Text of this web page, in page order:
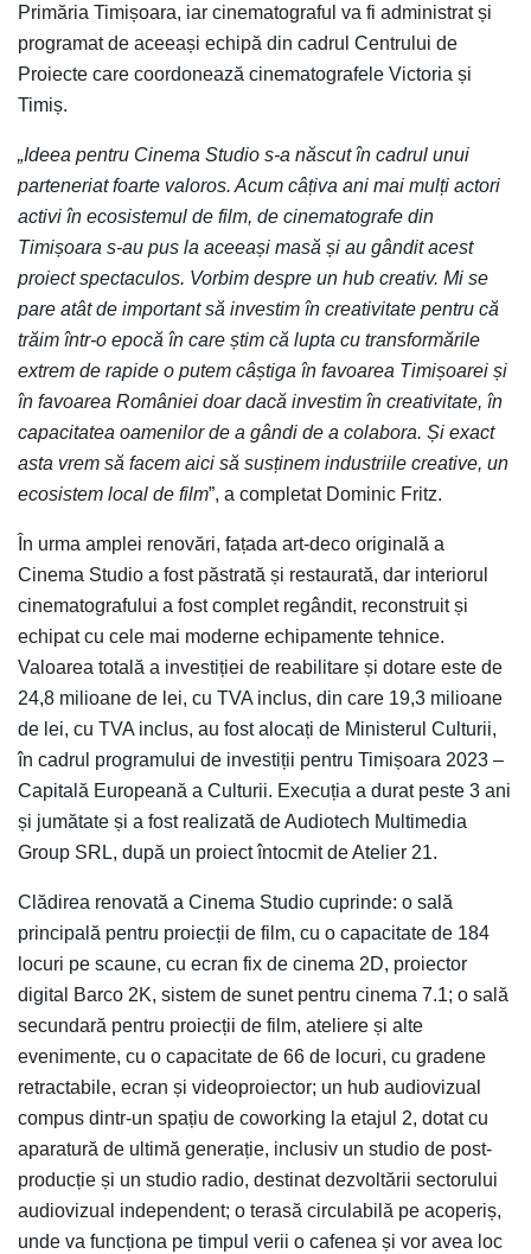
Primăria Timișoara, iar cinematograful va fi administrat și
programat de aceeași echipă din cadrul Centrului de
Proiecte care coordonează cinematografele Victoria și
Timiș.
„Ideea pentru Cinema Studio s-a născut în cadrul unui
parteneriat foarte valoros. Acum câțiva ani mai mulți actori
activi în ecosistemul de film, de cinematografe din
Timișoara s-au pus la aceeași masă și au gândit acest
proiect spectaculos. Vorbim despre un hub creativ. Mi se
pare atât de important să investim în creativitate pentru că
trăim într-o epocă în care știm că lupta cu transformările
extrem de rapide o putem câștiga în favoarea Timișoarei și
în favoarea României doar dacă investim în creativitate, în
capacitatea oamenilor de a gândi de a colabora. Și exact
asta vrem să facem aici să susținem industriile creative, un
ecosistem local de film”, a completat Dominic Fritz.
În urma amplei renovări, fațada art-deco originală a
Cinema Studio a fost păstrată și restaurată, dar interiorul
cinematografului a fost complet regândit, reconstruit și
echipat cu cele mai moderne echipamente tehnice.
Valoarea totală a investiției de reabilitare și dotare este de
24,8 milioane de lei, cu TVA inclus, din care 19,3 milioane
de lei, cu TVA inclus, au fost alocați de Ministerul Culturii,
în cadrul programului de investiții pentru Timișoara 2023 –
Capitală Europeană a Culturii. Execuția a durat peste 3 ani
și jumătate și a fost realizată de Audiotech Multimedia
Group SRL, după un proiect întocmit de Atelier 21.
Clădirea renovată a Cinema Studio cuprinde: o sală
principală pentru proiecții de film, cu o capacitate de 184
locuri pe scaune, cu ecran fix de cinema 2D, proiector
digital Barco 2K, sistem de sunet pentru cinema 7.1; o sală
secundară pentru proiecții de film, ateliere și alte
evenimente, cu o capacitate de 66 de locuri, cu gradene
retractabile, ecran și videoproiector; un hub audiovizual
compus dintr-un spațiu de coworking la etajul 2, dotat cu
aparatură de ultimă generație, inclusiv un studio de post-
producție și un studio radio, destinat dezvoltării sectorului
audiovizual independent; o terasă circulabilă pe acoperiș,
unde va funcționa pe timpul verii o cafenea și vor avea loc